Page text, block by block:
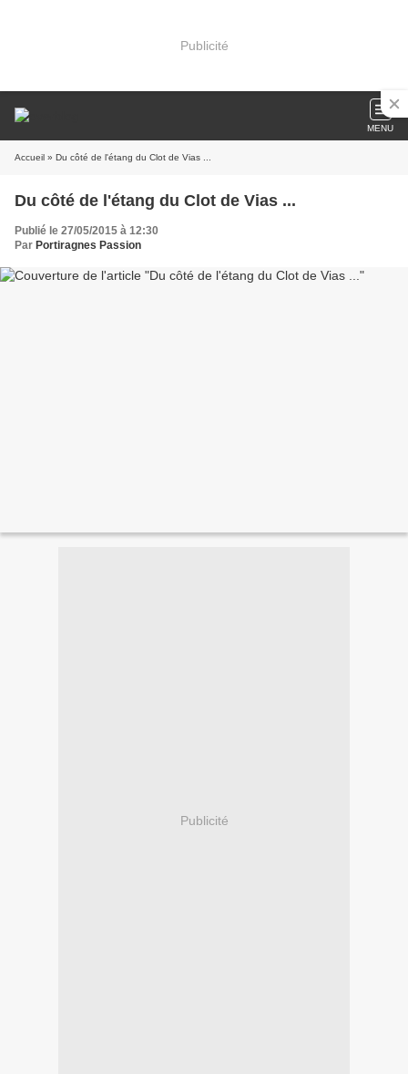
Publicité
MENU
Accueil » Du côté de l'étang du Clot de Vias ...
Du côté de l'étang du Clot de Vias ...
Publié le 27/05/2015 à 12:30
Par Portiragnes Passion
Publicité